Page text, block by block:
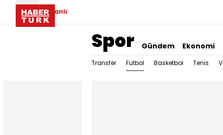
Canlı
Spor Gündem Ekonomi
Transfer Futbol Basketbol Tenis